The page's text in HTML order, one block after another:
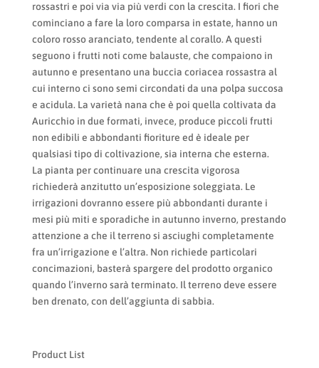
rossastri e poi via via più verdi con la crescita. I fiori che
cominciano a fare la loro comparsa in estate, hanno un
coloro rosso aranciato, tendente al corallo. A questi
seguono i frutti noti come balauste, che compaiono in
autunno e presentano una buccia coriacea rossastra al
cui interno ci sono semi circondati da una polpa succosa
e acidula. La varietà nana che è poi quella coltivata da
Auricchio in due formati, invece, produce piccoli frutti
non edibili e abbondanti fioriture ed è ideale per
qualsiasi tipo di coltivazione, sia interna che esterna.
La pianta per continuare una crescita vigorosa
richiederà anzitutto un’esposizione soleggiata. Le
irrigazioni dovranno essere più abbondanti durante i
mesi più miti e sporadiche in autunno inverno, prestando
attenzione a che il terreno si asciughi completamente
fra un’irrigazione e l’altra. Non richiede particolari
concimazioni, basterà spargere del prodotto organico
quando l’inverno sarà terminato. Il terreno deve essere
ben drenato, con dell’aggiunta di sabbia.
Product List